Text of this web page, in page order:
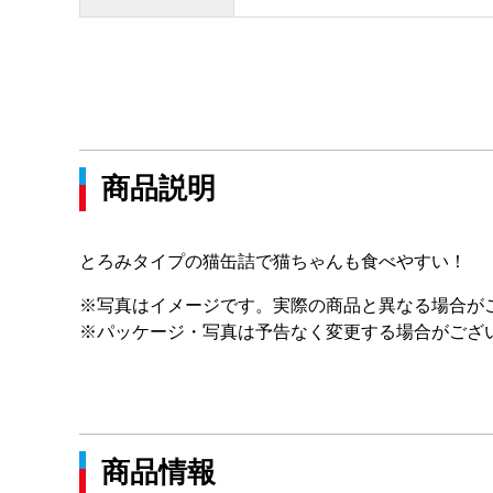
商品説明
とろみタイプの猫缶詰で猫ちゃんも食べやすい！
※写真はイメージです。実際の商品と異なる場合が
※パッケージ・写真は予告なく変更する場合がござ
商品情報